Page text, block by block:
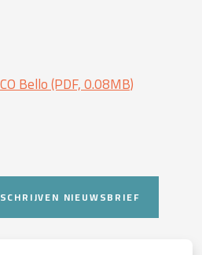
Bello (PDF, 0.08MB)
NIEUWSBRIEF